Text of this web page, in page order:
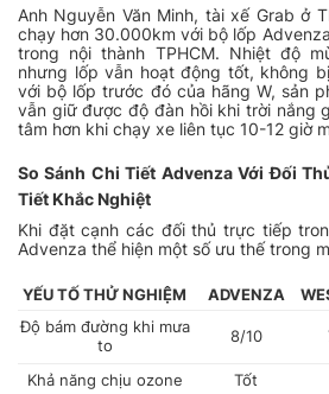
Anh Nguyễn Văn Minh, tài xế Grab ở
chạy hơn 30.000km với bộ lốp
trong nội thành TPHCM. Nhiệt độ
nhưng lốp vẫn hoạt động tốt, không
với bộ lốp trước đó của hãng W, sản
vẫn giữ được độ đàn hồi khi trời nắng
tâm hơn khi chạy xe liên tục 10-12 giờ
So Sánh Chi Tiết Advenza Với Đối
Tiết Khắc Nghiệt
Khi đặt cạnh các đối thủ trực tiếp
Advenza thể hiện một số ưu thế trong
YẾU TỐ THỬ NGHIỆM ADVENZA
Độ bám đường khi mưa
to
8/10
Khả năng chịu ozone Tốt